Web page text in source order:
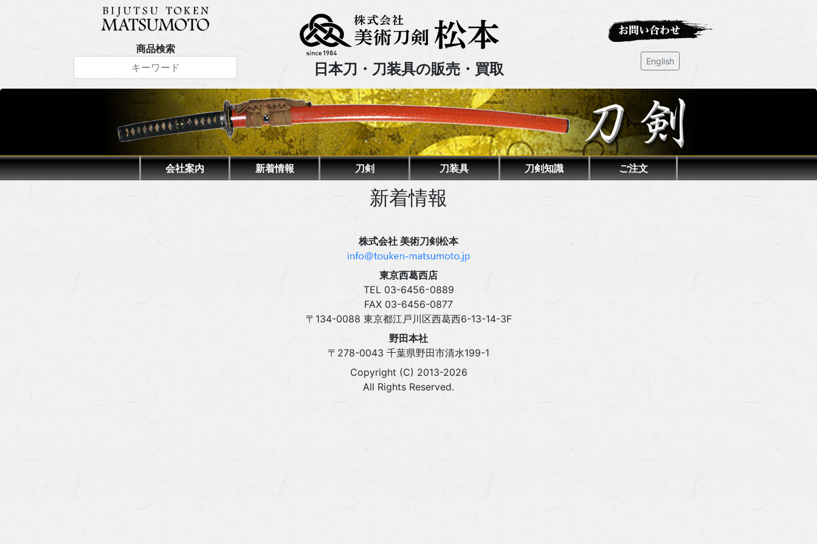
商品検索
日本刀・刀装具の販売・買取 English
会社案内 新着情報 刀剣 刀装具 刀剣知識 ご注文
新着情報
株式会社 美術刀剣松本
東京西葛西店
TEL 03‍-6456ｰ0889
FAX 03‍-6456-0877
〒134-0088 東京都江戸川区西葛西6-13-14-3F
野田本社
〒278-0043 千葉県野田市清水199-1
Copyright (C) 2013-2026
All Rights Reserved.